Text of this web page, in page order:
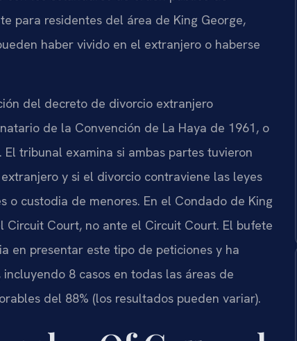
para residentes del área de King George,
haber vivido en el extranjero o haberse
del decreto de divorcio extranjero
de la Convención de La Haya de 1961, o
tribunal examina si ambas partes tuvieron
y si el divorcio contraviene las leyes
o custodia de menores. En el Condado de King
Circuit Court, no ante el Circuit Court. El bufete
en presentar este tipo de peticiones y ha
8 casos en todas las áreas de
del 88% (los resultados pueden variar).